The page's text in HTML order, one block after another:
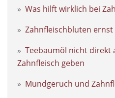
Was hilft wirklich bei
Zahnfleischbluten
Teebaumöl nicht direkt
Zahnfleisch geben
Mundgeruch und